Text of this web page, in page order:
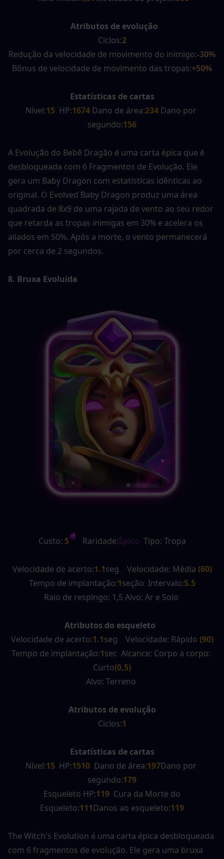
Atributos de evolução
Ciclos:2
Redução da velocidade de movimento do inimigo:-30%
Bônus de velocidade de movimento das tropas:+50%
Estatísticas de cartas
Nível:15 HP:1674 Dano de área:234 Dano por
segundo:156
A Evolução do Bebê Dragão é uma carta épica que é
desbloqueada com 6 Fragmentos de Evolução. Ele
gera um Baby Dragon com estatísticas idênticas ao
original. O Evolved Baby Dragon produz uma área
quadrada de 8x9 de uma rajada de vento ao seu redor
que retarda as tropas inimigas em 30% e acelera os
aliados em 50%. Após a morte, o vento permanecerá
por cerca de 2 segundos.
8. Bruxa Evoluída
Custo: 5 Raridade:Épico Tipo: Tropa
Velocidade de acerto:1.1seg    Velocidade: Média (60)
Tempo de implantação:1seção  Intervalo:5.5
Raio de respingo: 1,5 Alvo: Ar e Solo
Atributos do esqueleto
Velocidade de acerto:1.1seg    Velocidade: Rápido (90)
Tempo de implantação:1sec  Alcance: Corpo a corpo:
Curto(0,5)
Alvo: Terreno
Atributos de evolução
Ciclos:1
Estatísticas de cartas
Nível:15 HP:1510 Dano de área:197Dano por
segundo:179
Esqueleto HP:119 Cura da Morte do
Esqueleto:111Danos ao esqueleto:119
The Witch's Evolution é uma carta épica desbloqueada
com 6 fragmentos de evolução. Ele gera uma bruxa